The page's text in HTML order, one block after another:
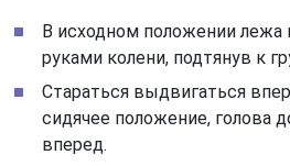
В исходном положении лежа
руками колени, подтянув к
Стараться выдвигаться
сидячее положение, голова
вперед.